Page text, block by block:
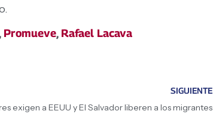
Promueve, Rafael Lacava
SIGUIENTE
exigen a EEUU y El Salvador liberen a los migrantes